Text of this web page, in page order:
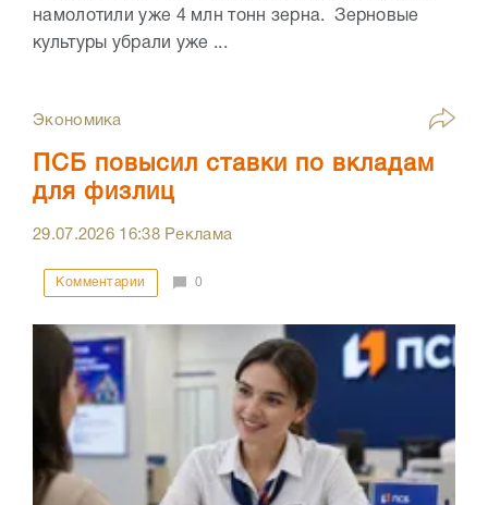
намолотили уже 4 млн тонн зерна. Зерновые
культуры убрали уже ...
Экономика
ПСБ повысил ставки по вкладам
для физлиц
29.07.2026 16:38Реклама
Комментарии 0